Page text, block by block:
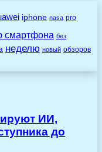
iphone nasa pro
смартфона без
неделю новый обзоров
ИИ,
до